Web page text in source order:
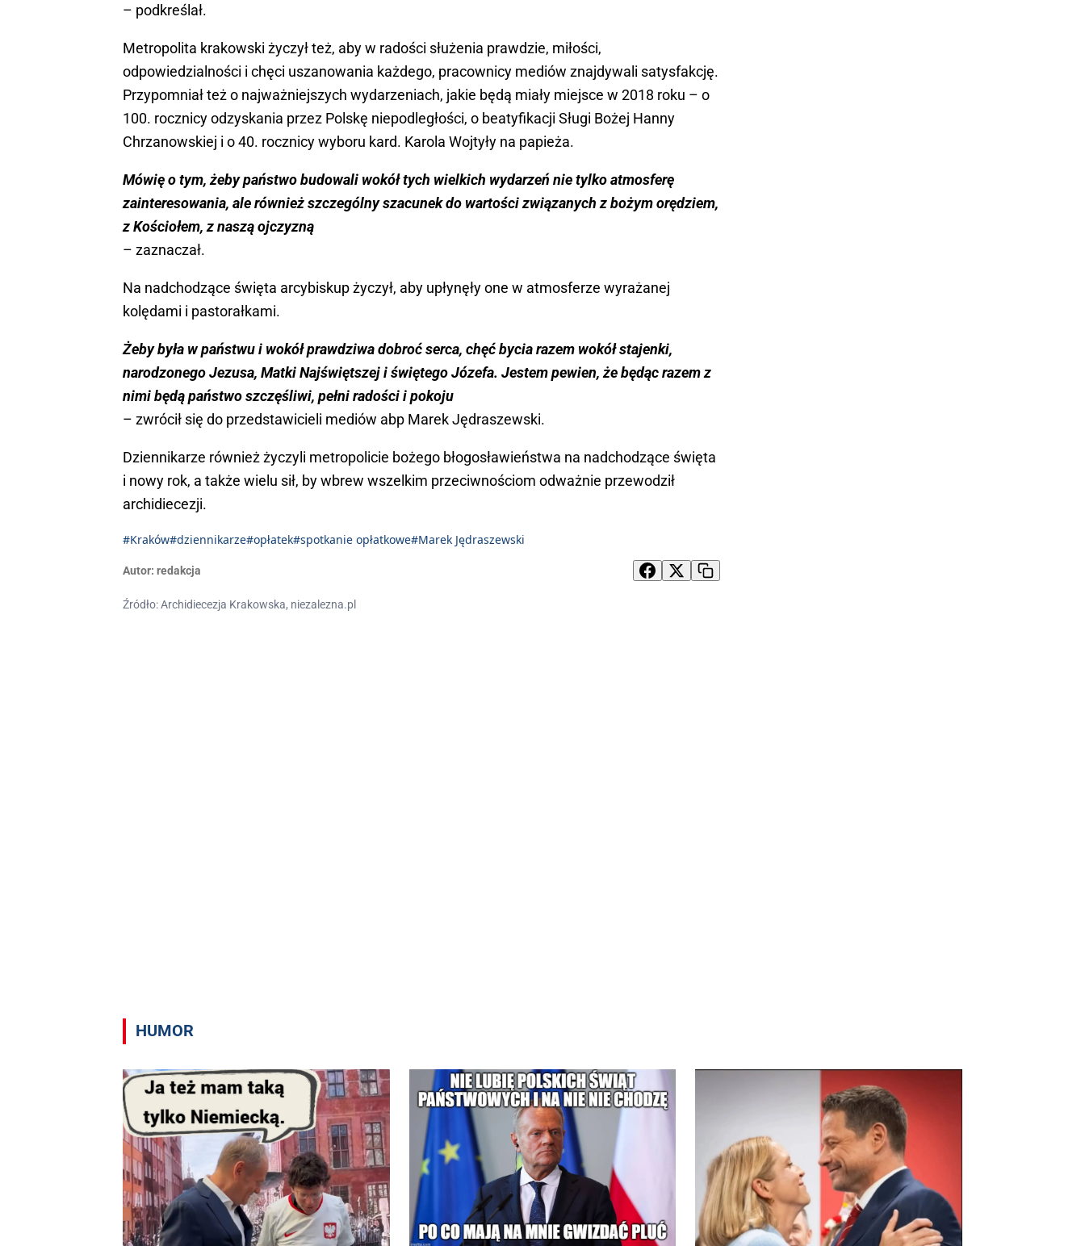
– podkreślał.
Metropolita krakowski życzył też, aby w radości służenia prawdzie, miłości,
odpowiedzialności i chęci uszanowania każdego, pracownicy mediów znajdywali satysfakcję.
Przypomniał też o najważniejszych wydarzeniach, jakie będą miały miejsce w 2018 roku – o
100. rocznicy odzyskania przez Polskę niepodległości, o beatyfikacji Sługi Bożej Hanny
Chrzanowskiej i o 40. rocznicy wyboru kard. Karola Wojtyły na papieża.
Mówię o tym, żeby państwo budowali wokół tych wielkich wydarzeń nie tylko atmosferę
zainteresowania, ale również szczególny szacunek do wartości związanych z bożym orędziem,
z Kościołem, z naszą ojczyzną
– zaznaczał.
Na nadchodzące święta arcybiskup życzył, aby upłynęły one w atmosferze wyrażanej
kolędami i pastorałkami.
Żeby była w państwu i wokół prawdziwa dobroć serca, chęć bycia razem wokół stajenki,
narodzonego Jezusa, Matki Najświętszej i świętego Józefa. Jestem pewien, że będąc razem z
nimi będą państwo szczęśliwi, pełni radości i pokoju
– zwrócił się do przedstawicieli mediów abp Marek Jędraszewski.
Dziennikarze również życzyli metropolicie bożego błogosławieństwa na nadchodzące święta
i nowy rok, a także wielu sił, by wbrew wszelkim przeciwnościom odważnie przewodził
archidiecezji.
#Kraków#dziennikarze#opłatek#spotkanie opłatkowe#Marek Jędraszewski
Autor: redakcja
Źródło: Archidiecezja Krakowska, niezalezna.pl
HUMOR